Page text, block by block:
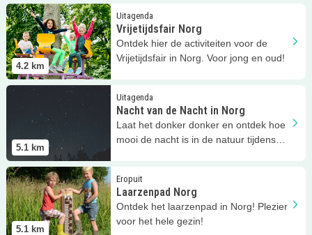
4.2 km
Uitagenda
Vrijetijdsfair Norg
Ontdek hier de activiteiten voor de
Vrijetijdsfair in Norg. Voor jong en oud!
Lees meer Vrijetijdsfair Norg
5.1 km
Uitagenda
Nacht van de Nacht in Norg
Laat het donker donker en ontdek hoe
mooi de nacht is in de natuur tijdens
Lees meer Nacht van de Nacht in Norg
5.1 km
Eropuit
Laarzenpad Norg
Ontdek het laarzenpad in Norg! Plezier
voor het hele gezin!
Lees meer Laarzenpad Norg